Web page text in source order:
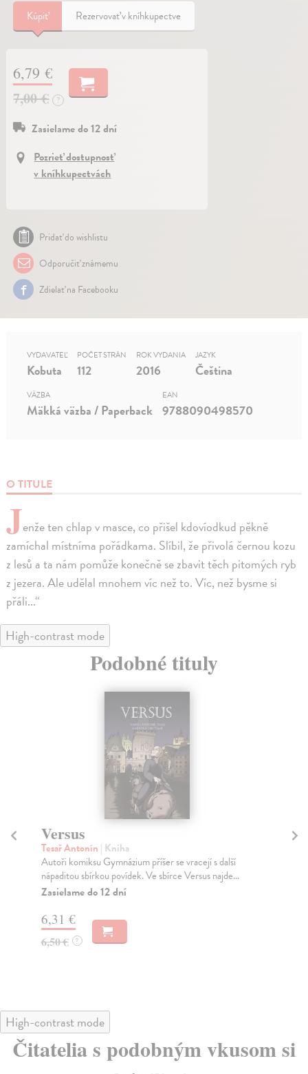
Kúpiť Rezervovať v kníhkupectve
6,79 €
7,00 €
?
Zasielame do 12 dní
Pozrieť dostupnosť
v kníhkupectvách
Pridať do wishlistu
Odporučiť známemu
Zdielať na Facebooku
O TITULE
Jenže ten chlap v masce, co přišel kdovíodkud pěkně
zamíchal místníma pořádkama. Slíbil, že přivolá černou kozu
z lesů a ta nám pomůže konečně se zbavit těch pitomých ryb
z jezera. Ale udělal mnohem víc než to. Víc, než bysme si
přáli...“
VYDAVATEĽ
Kobuta
POČET STRÁN
112
ROK VYDANIA
2016
JAZYK
Čeština
VÄZBA
Mäkká väzba / Paperback
EAN
9788090498570
High-contrast mode
Podobné tituly
Versus
Tesař Antonín | Kniha
Autoři komiksu Gymnázium příšer se vracejí s další
nápaditou sbírkou povídek. Ve sbírce Versus najde...
Zasielame do 12 dní
6,31 €
6,50 € ?
High-contrast mode
Čitatelia s podobným vkusom si